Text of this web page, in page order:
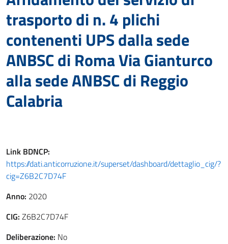
trasporto di n. 4 plichi
contenenti UPS dalla sede
ANBSC di Roma Via Gianturco
alla sede ANBSC di Reggio
Calabria
Link BDNCP:
https://dati.anticorruzione.it/superset/dashboard/dettaglio_cig/?
cig=Z6B2C7D74F
Anno: 2020
CIG: Z6B2C7D74F
Deliberazione: No